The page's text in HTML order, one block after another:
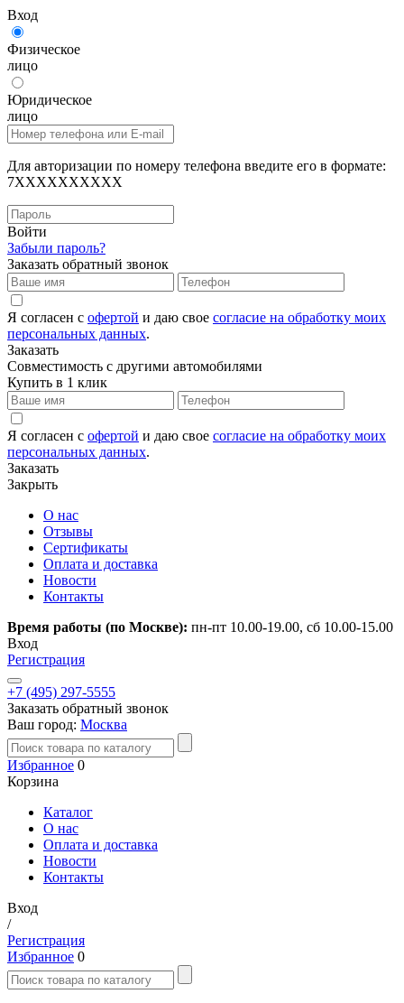
Вход
Физическое
лицо
Юридическое
лицо
Для авторизации по номеру телефона введите его в формате:
7XXXXXXXXXX
Войти
Забыли пароль?
Заказать обратный звонок
Я согласен с офертой и даю свое согласие на обработку моих
персональных данных.
Заказать
Совместимость с другими автомобилями
Купить в 1 клик
Я согласен с офертой и даю свое согласие на обработку моих
персональных данных.
Заказать
Закрыть
О нас
Отзывы
Сертификаты
Оплата и доставка
Новости
Контакты
Время работы (по Москве): пн-пт 10.00-19.00, сб 10.00-15.00
Вход
Регистрация
+7 (495) 297-5555
Заказать обратный звонок
Ваш город: Москва
Избранное 0
Корзина
Каталог
О нас
Оплата и доставка
Новости
Контакты
Вход
/
Регистрация
Избранное 0